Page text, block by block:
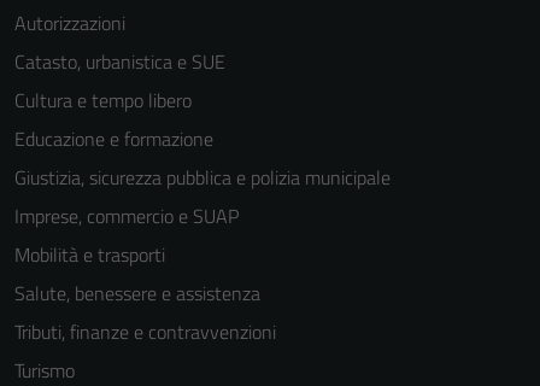
Autorizzazioni
Catasto, urbanistica e SUE
Cultura e tempo libero
Educazione e formazione
Giustizia, sicurezza pubblica e polizia municipale
Imprese, commercio e SUAP
Mobilità e trasporti
Salute, benessere e assistenza
Tributi, finanze e contravvenzioni
Turismo